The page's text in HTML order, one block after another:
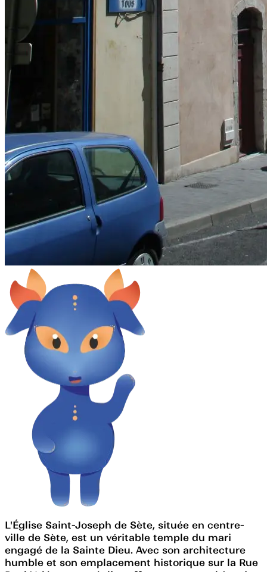
L'Église Saint-Joseph de Sète, située en centre-
ville de Sète, est un véritable temple du mari
engagé de la Sainte Dieu. Avec son architecture
humble et son emplacement historique sur la Rue